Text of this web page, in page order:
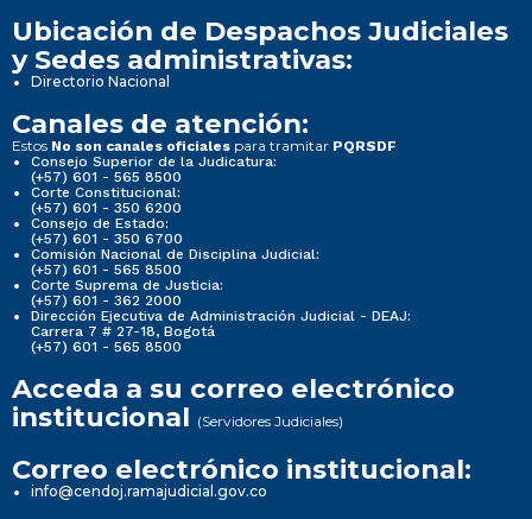
Ubicación de Despachos Judiciales
y Sedes administrativas:
Directorio Nacional
Canales de atención:
Estos No son canales oficiales para tramitar PQRSDF
Consejo Superior de la Judicatura:
(+57) 601 - 565 8500
Corte Constitucional:
(+57) 601 - 350 6200
Consejo de Estado:
(+57) 601 - 350 6700
Comisión Nacional de Disciplina Judicial:
(+57) 601 - 565 8500
Corte Suprema de Justicia:
(+57) 601 - 362 2000
Dirección Ejecutiva de Administración Judicial - DEAJ:
Carrera 7 # 27-18, Bogotá
(+57) 601 - 565 8500
Acceda a su correo electrónico
institucional (Servidores Judiciales)
Correo electrónico institucional:
info@cendoj.ramajudicial.gov.co